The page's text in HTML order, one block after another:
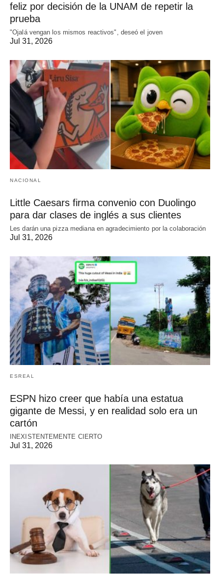
feliz por decisión de la UNAM de repetir la
prueba
"Ojalá vengan los mismos reactivos", deseó el joven
Jul 31, 2026
NACIONAL
Little Caesars firma convenio con Duolingo
para dar clases de inglés a sus clientes
Les darán una pizza mediana en agradecimiento por la colaboración
Jul 31, 2026
ESREAL
ESPN hizo creer que había una estatua
gigante de Messi, y en realidad solo era un
cartón
INEXISTENTEMENTE CIERTO
Jul 31, 2026